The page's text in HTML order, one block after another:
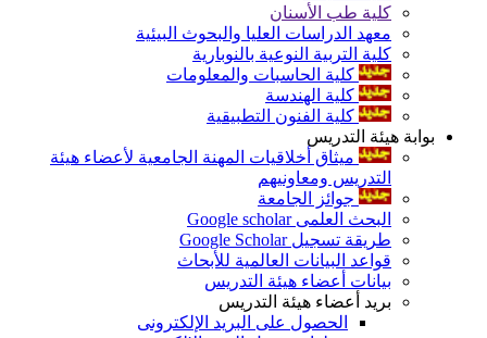
كلية طب الأسنان
معهد الدراسات العليا والبحوث البيئية
كلية التربية النوعية بالنوبارية
كلية الحاسبات والمعلومات
كلية الهندسة
كلية الفنون التطبيقية
بوابة هيئة التدريس
ميثاق أخلاقيات المهنة الجامعية لأعضاء هيئة
التدريس ومعاونيهم
جوائز الجامعة
البحث العلمى Google scholar
طريقة تسجيل Google Scholar
قواعد البيانات العالمية للأبحاث
بيانات أعضاء هيئة التدريس
بريد أعضاء هيئة التدريس
الحصول على البريد الإلكترونى